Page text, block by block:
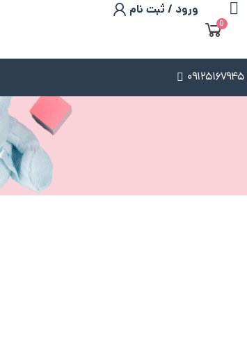
0
ورود / ثبت نام